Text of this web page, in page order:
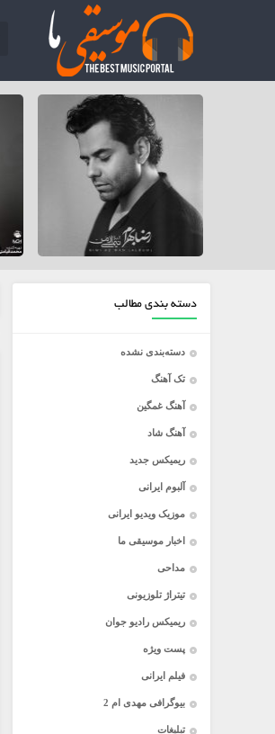
دسته بندی مطالب
دسته‌بندی نشده
تک آهنگ
آهنگ غمگین
آهنگ شاد
ریمیکس جدید
آلبوم ایرانی
موزیک ویدیو ایرانی
اخبار موسیقی ما
مداحی
تیتراژ تلوزیونی
ریمیکس رادیو جوان
پست ویژه
فیلم ایرانی
بیوگرافی مهدی ام 2
تبلیغات